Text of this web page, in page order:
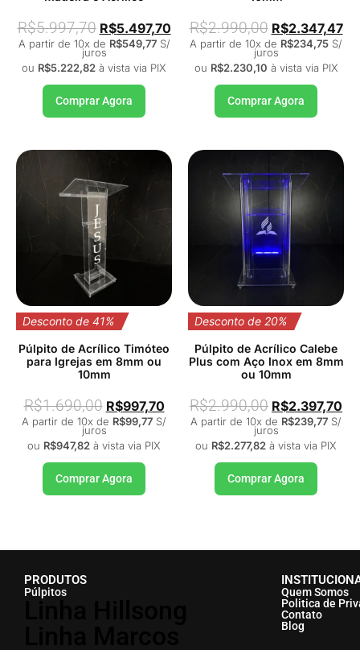
R$5.997,70 R$5.497,70
A partir de 10x de R$549,77 S/
juros
ou R$5.222,82 à vista via PIX
Comprar Agora
R$2.990,00 R$2.347,47
A partir de 10x de R$234,75 S/
juros
ou R$2.230,10 à vista via PIX
Comprar Agora
Desconto de 41%
Púlpito de Acrílico Timóteo
para Igrejas em 8mm ou
10mm
R$1.690,00 R$997,70
A partir de 10x de R$99,77 S/
juros
ou R$947,82 à vista via PIX
Comprar Agora
Desconto de 20%
Púlpito de Acrílico Calebe
Plus com Aço Inox em 8mm
ou 10mm
R$2.990,00 R$2.397,70
A partir de 10x de R$239,77 S/
juros
ou R$2.277,82 à vista via PIX
Comprar Agora
PRODUTOS
Púlpitos
Quem Somos
Politica de
Contato
Blog